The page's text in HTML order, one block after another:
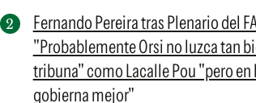
Fernando Pereira tras Plenario del
"Probablemente Orsi no luzca tan
tribuna" como Lacalle Pou "pero en
gobierna mejor"